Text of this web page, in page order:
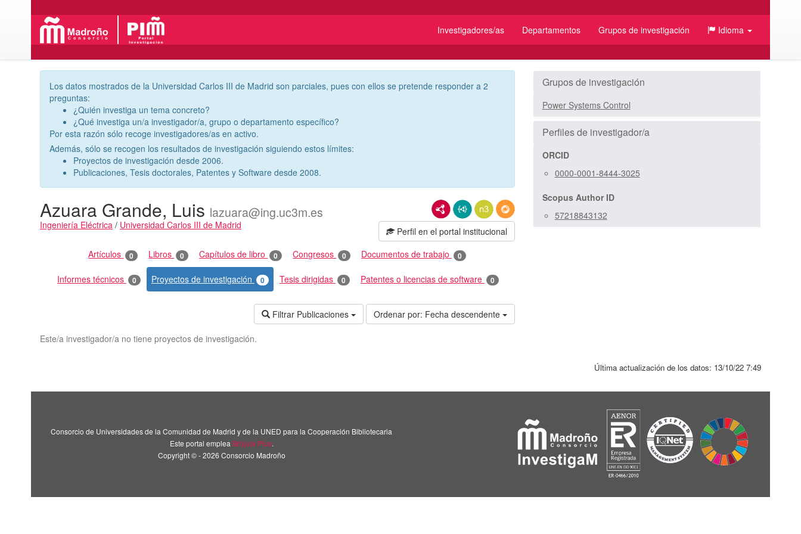
Investigadores/as Departamentos Grupos de investigación Idioma
Los datos mostrados de la Universidad Carlos III de Madrid son parciales, pues con ellos se pretende responder a 2
preguntas:
¿Quién investiga un tema concreto?
¿Qué investiga un/a investigador/a, grupo o departamento específico?
Por esta razón sólo recoge investigadores/as en activo.
Además, sólo se recogen los resultados de investigación siguiendo estos límites:
Proyectos de investigación desde 2006.
Publicaciones, Tesis doctorales, Patentes y Software desde 2008.
RDF/XMLJSON-LDN3/TurtleRDF/JSON
Perfil en el portal institucional
Azuara Grande, Luis lazuara@ing.uc3m.es
Ingeniería Eléctrica / Universidad Carlos III de Madrid
Actividades
Artículos 0 Libros 0 Capítulos de libro 0 Congresos 0 Documentos de trabajo 0
Informes técnicos 0 Proyectos de investigación 0 Tesis dirigidas 0 Patentes o licencias de software 0
Filtrar Publicaciones Ordenar por: Fecha descendente
Este/a investigador/a no tiene proyectos de investigación.
Grupos de investigación
Power Systems Control
Perfiles de investigador/a
ORCID
0000-0001-8444-3025
Scopus Author ID
57218843132
Última actualización de los datos: 13/10/22 7:49
Consorcio de Universidades de la Comunidad de Madrid y de la UNED para la Cooperación Bibliotecaria
Este portal emplea Brújula Plus.
Copyright © - 2026 Consorcio Madroño